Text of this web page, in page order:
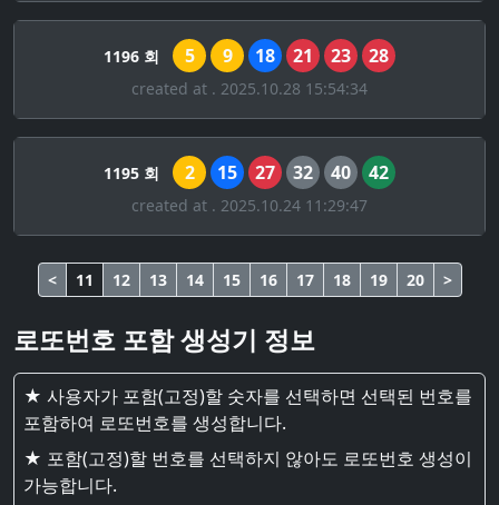
1196 회 5 9 18 21 23 28
created at . 2025.10.28 15:54:34
1195 회 2 15 27 32 40 42
created at . 2025.10.24 11:29:47
< 11 12 13 14 15 16 17 18 19 20 >
로또번호 포함 생성기 정보
★ 사용자가 포함(고정)할 숫자를 선택하면 선택된 번호를
포함하여 로또번호를 생성합니다.
★ 포함(고정)할 번호를 선택하지 않아도 로또번호 생성이
가능합니다.